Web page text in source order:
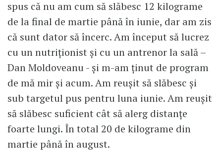
spus că nu am cum să slăbesc 12 kilograme
de la final de martie până în iunie, dar am zis
că sunt dator să încerc. Am început să lucrez
cu un nutriționist și cu un antrenor la sală –
Dan Moldoveanu - și m-am ținut de program
de mă mir și acum. Am reușit să slăbesc și
sub targetul pus pentru luna iunie. Am reușit
să slăbesc suficient cât să alerg distanțe
foarte lungi. În total 20 de kilograme din
martie până în august.